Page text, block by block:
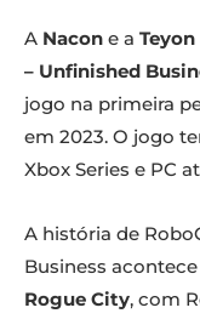
A Nacon e a Teyon
– Unfinished
jogo na primeira
em 2023. O jogo
Xbox Series e PC
A história de
Business
Rogue City, com